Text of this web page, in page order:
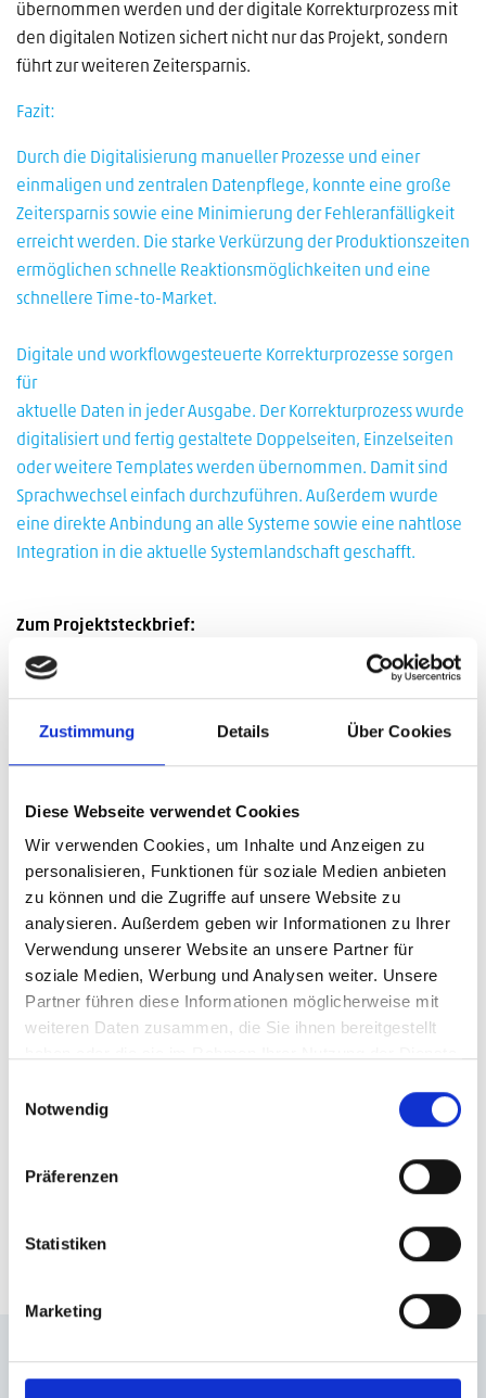
Zustimmung Details Über Cookies
Diese Webseite verwendet Cookies
Wir verwenden Cookies, um Inhalte und Anzeigen zu
personalisieren, Funktionen für soziale Medien anbieten
zu können und die Zugriffe auf unsere Website zu
analysieren. Außerdem geben wir Informationen zu Ihrer
Verwendung unserer Website an unsere Partner für
soziale Medien, Werbung und Analysen weiter. Unsere
Partner führen diese Informationen möglicherweise mit
weiteren Daten zusammen, die Sie ihnen bereitgestellt
Notwendig
Präferenzen
Statistiken
Marketing
übernommen werden und der digitale Korrekturprozess mit
den digitalen Notizen sichert nicht nur das Projekt, sondern
führt zur weiteren Zeitersparnis.
Fazit:
Durch die Digitalisierung manueller Prozesse und einer
einmaligen und zentralen Datenpflege, konnte eine große
Zeitersparnis sowie eine Minimierung der Fehleranfälligkeit
erreicht werden. Die starke Verkürzung der Produktionszeiten
ermöglichen schnelle Reaktionsmöglichkeiten und eine
schnellere Time-to-Market.
Digitale und workflowgesteuerte Korrekturprozesse sorgen
für
aktuelle Daten in jeder Ausgabe. Der Korrekturprozess wurde
digitalisiert und fertig gestaltete Doppelseiten, Einzelseiten
oder weitere Templates werden übernommen. Damit sind
Sprachwechsel einfach durchzuführen. Außerdem wurde
eine direkte Anbindung an alle Systeme sowie eine nahtlose
Integration in die aktuelle Systemlandschaft geschafft.
Zum Projektsteckbrief:
Weiterlesen
Mit den monatlicheneNewssind Sie ständig informiert